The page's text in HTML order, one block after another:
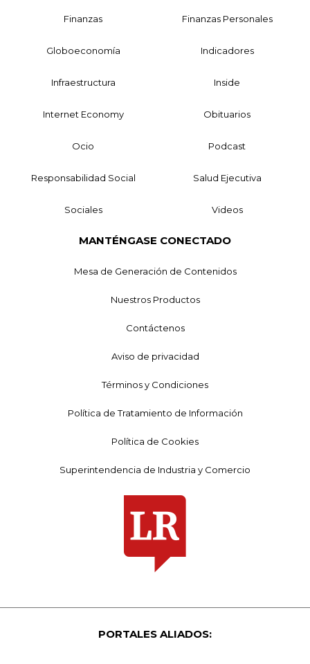
Finanzas Finanzas Personales
Globoeconomía Indicadores
Infraestructura Inside
Internet Economy Obituarios
Ocio Podcast
Responsabilidad Social Salud Ejecutiva
Sociales Videos
MANTÉNGASE CONECTADO
Mesa de Generación de Contenidos
Nuestros Productos
Contáctenos
Aviso de privacidad
Términos y Condiciones
Política de Tratamiento de Información
Política de Cookies
Superintendencia de Industria y Comercio
PORTALES ALIADOS: